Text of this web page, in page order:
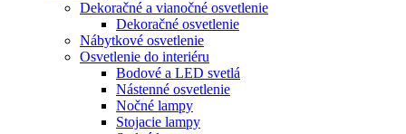
Dekoračné a vianočné osvetlenie
Dekoračné osvetlenie
Nábytkové osvetlenie
Osvetlenie do interiéru
Bodové a LED svetlá
Nástenné osvetlenie
Nočné lampy
Stojacie lampy